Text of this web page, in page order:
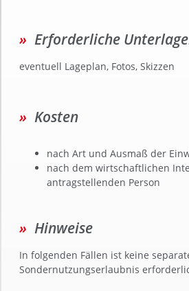
Erforderliche
eventuell Lageplan, Fotos, Skizzen
Kosten
nach Art und Ausmaß der
nach dem wirtschaftlichen
antragstellenden Person
Hinweise
In folgenden Fällen ist keine
Sondernutzungserlaubnis